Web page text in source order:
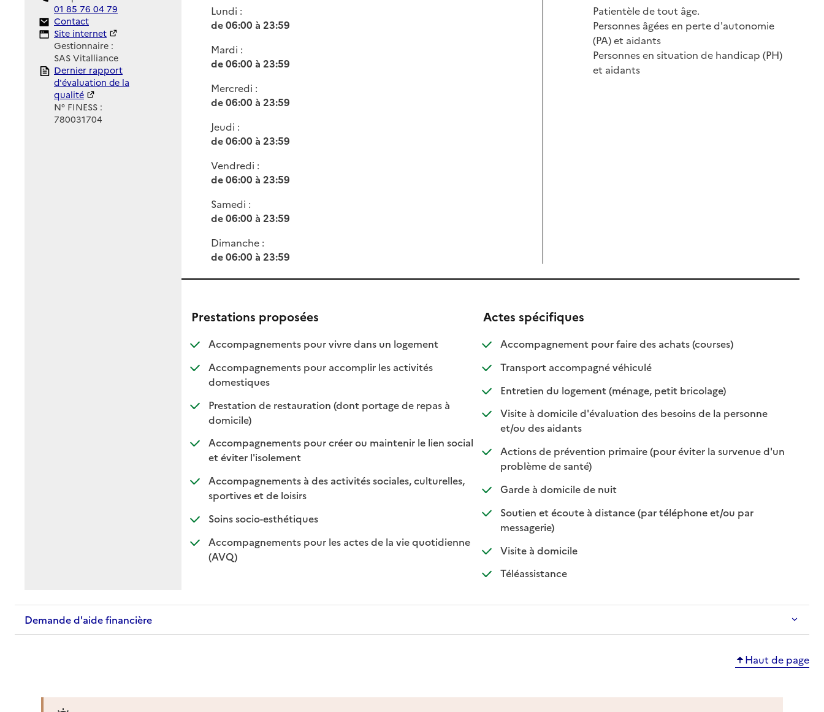
01 85 76 04 79
Contact
Contact
Site Internet
Site internet
Gestionnaire :
SAS Vitalliance
Rapport HAS
Dernier rapport
d'évaluation de la
qualité
N° FINESS :
780031704
Lundi :
de 06:00 à 23:59
Mardi :
de 06:00 à 23:59
Mercredi :
de 06:00 à 23:59
Jeudi :
de 06:00 à 23:59
Vendredi :
de 06:00 à 23:59
Samedi :
de 06:00 à 23:59
Dimanche :
de 06:00 à 23:59
Patientèle de tout âge.
Personnes âgées en perte d'autonomie
(PA) et aidants
Personnes en situation de handicap (PH)
et aidants
Prestations proposées
Accompagnements pour vivre dans un logement: disponible
: non disponible
Accompagnements pour accomplir les activités
domestiques: disponible
: non disponible
Prestation de restauration (dont portage de repas à
domicile): disponible
: non disponible
Accompagnements pour créer ou maintenir le lien social
et éviter l'isolement: disponible
: non disponible
Accompagnements à des activités sociales, culturelles,
sportives et de loisirs: disponible
: non disponible
Soins socio-esthétiques: disponible
: non disponible
Accompagnements pour les actes de la vie quotidienne
(AVQ)
: disponible
: non disponible
Actes spécifiques
Accompagnement pour faire des achats (courses): disponible
: non disponible
Transport accompagné véhiculé: disponible
: non disponible
Entretien du logement (ménage, petit bricolage): disponible
: non disponible
Visite à domicile d'évaluation des besoins de la personne
et/ou des aidants: disponible
: non disponible
Actions de prévention primaire (pour éviter la survenue d'un
problème de santé): disponible
: non disponible
Garde à domicile de nuit: disponible
: non disponible
Soutien et écoute à distance (par téléphone et/ou par
messagerie): disponible
: non disponible
Visite à domicile: disponible
: non disponible
Téléassistance: disponible
: non disponible
Demande d'aide financière
Haut de page